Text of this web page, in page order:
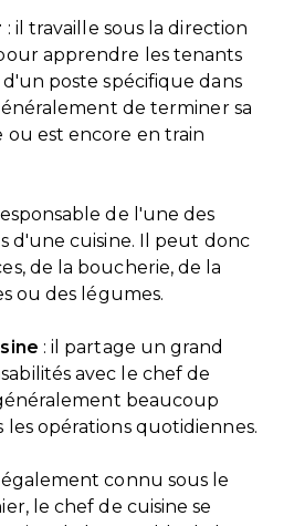
: il travaille sous la direction
apprendre les tenants
poste spécifique dans
de terminer sa
est encore en train
de l'une des
d'une cuisine. Il peut donc
de la boucherie, de la
ou des légumes.
: il partage un grand
avec le chef de
beaucoup
opérations quotidiennes.
également connu sous le
le chef de cuisine se